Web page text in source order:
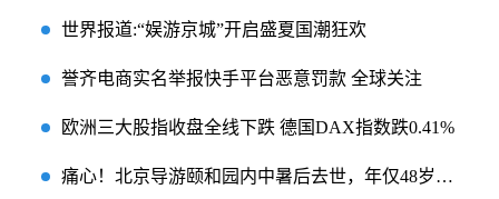
世界报道:“娱游京城”开启盛夏国潮狂欢
誉齐电商实名举报快手平台恶意罚款 全球关注
欧洲三大股指收盘全线下跌 德国DAX指数跌0.41%
痛心！北京导游颐和园内中暑后去世，年仅48岁！高温天数创纪录，真是“史上最热一年”？专家提醒… 速递